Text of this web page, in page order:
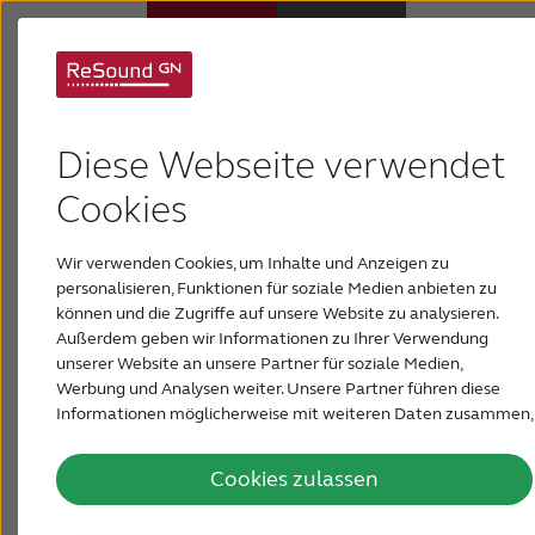
Diese Webseite verwendet
Cookies
Wir verwenden Cookies, um Inhalte und Anzeigen zu
personalisieren, Funktionen für soziale Medien anbieten zu
können und die Zugriffe auf unsere Website zu analysieren.
Außerdem geben wir Informationen zu Ihrer Verwendung
unserer Website an unsere Partner für soziale Medien,
Werbung und Analysen weiter. Unsere Partner führen diese
Informationen möglicherweise mit weiteren Daten zusammen,
Nutzung der Dienste gesammelt haben.
Cookies zulassen
Hörverlust
Über ReSound
Support & Unterstützung
PRESSE & NEWSROOM
DEUTSCHLAND
Tinnitus?
wahrnehmen. Es wurde als Klingeln, Pfeifen,
Klicken oder Zischen im Ohr beschrieben. Es kann
ständig auftreten oder kommen und
gehen.Wichtig ist es, zu verinnerlichen, dass
Tinnitus keine Krankheit, sondern ein Symptom ist.
Jedoch macht das den Tinnitus nicht weniger